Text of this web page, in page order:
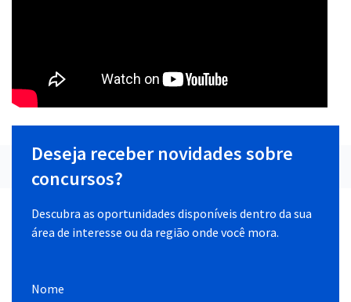
Deseja receber novidades sobre
concursos?
Descubra as oportunidades disponíveis dentro da sua
área de interesse ou da região onde você mora.
Nome